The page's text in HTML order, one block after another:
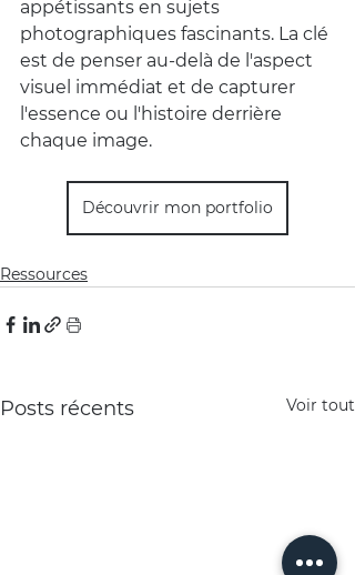
appétissants en sujets
photographiques fascinants. La clé
est de penser au-delà de l'aspect
visuel immédiat et de capturer
l'essence ou l'histoire derrière
chaque image.
Découvrir mon portfolio
Ressources
Posts récents Voir tout